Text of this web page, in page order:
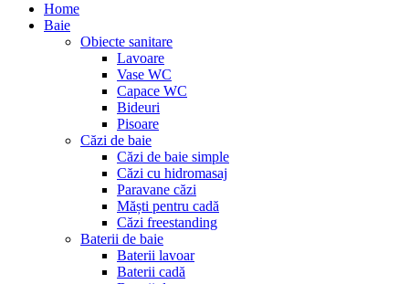
Home
Baie
Obiecte sanitare
Lavoare
Vase WC
Capace WC
Bideuri
Pisoare
Căzi de baie
Căzi de baie simple
Căzi cu hidromasaj
Paravane căzi
Măști pentru cadă
Căzi freestanding
Baterii de baie
Baterii lavoar
Baterii cadă